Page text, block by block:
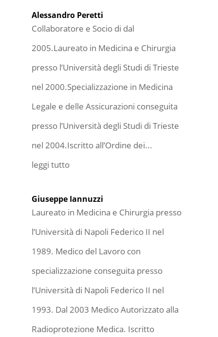
Alessandro Peretti
Collaboratore e Socio di dal
2005.Laureato in Medicina e Chirurgia
presso l’Università degli Studi di Trieste
nel 2000.Specializzazione in Medicina
Legale e delle Assicurazioni conseguita
presso l’Università degli Studi di Trieste
nel 2004.Iscritto all’Ordine dei...
leggi tutto
Giuseppe Iannuzzi
Laureato in Medicina e Chirurgia presso
l’Università di Napoli Federico II nel
1989. Medico del Lavoro con
specializzazione conseguita presso
l’Università di Napoli Federico II nel
1993. Dal 2003 Medico Autorizzato alla
Radioprotezione Medica. Iscritto